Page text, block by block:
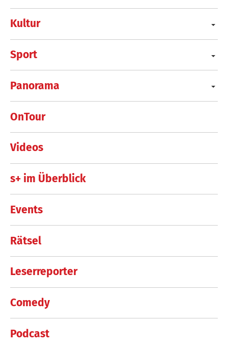
Kultur
Sport
Panorama
OnTour
Videos
s+ im Überblick
Events
Rätsel
Leserreporter
Comedy
Podcast